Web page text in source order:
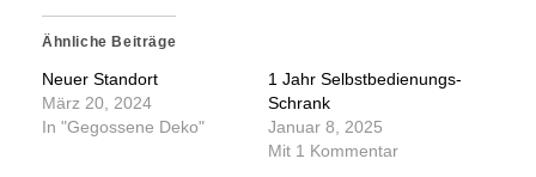
Ähnliche Beiträge
Neuer Standort
März 20, 2024
In "Gegossene Deko"
1 Jahr Selbstbedienungs-
Schrank
Januar 8, 2025
Mit 1 Kommentar